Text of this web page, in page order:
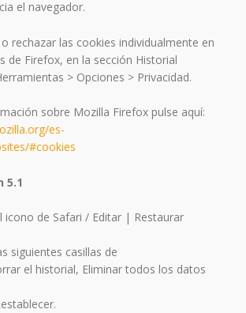
el navegador.
rechazar las cookies individualmente en
de Firefox, en la sección Historial
> Opciones > Privacidad.
sobre Mozilla Firefox pulse aquí:
es-
#cookies
5.1
icono de Safari / Editar | Restaurar
siguientes casillas de
el historial, Eliminar todos los datos